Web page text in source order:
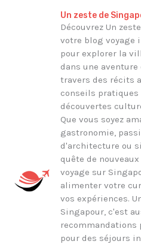
Un zeste de
Découvrez Un
votre blog voyage
pour explorer la
dans une aventure
travers des récits
conseils pratiques
découvertes
Que vous soyez
gastronomie,
d'architecture ou
quête de
voyage sur
alimenter votre
vos expériences.
Singapour, c'est
recommandations
pour des séjours
Rechercher